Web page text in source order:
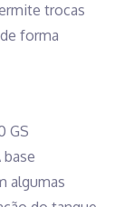
trocas
forma
GS
base
algumas